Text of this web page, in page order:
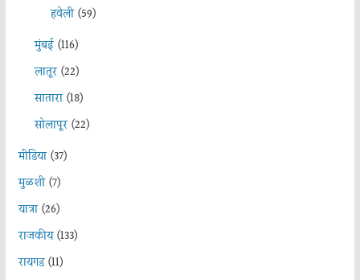
हवेली(59)
मुंबई(116)
लातूर(22)
सातारा(18)
सोलापूर(22)
मीडिया(37)
मुळशी(7)
यात्रा(26)
राजकीय(133)
रायगड(11)